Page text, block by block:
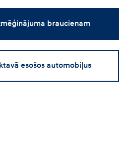
braucienam
esošos automobiļus